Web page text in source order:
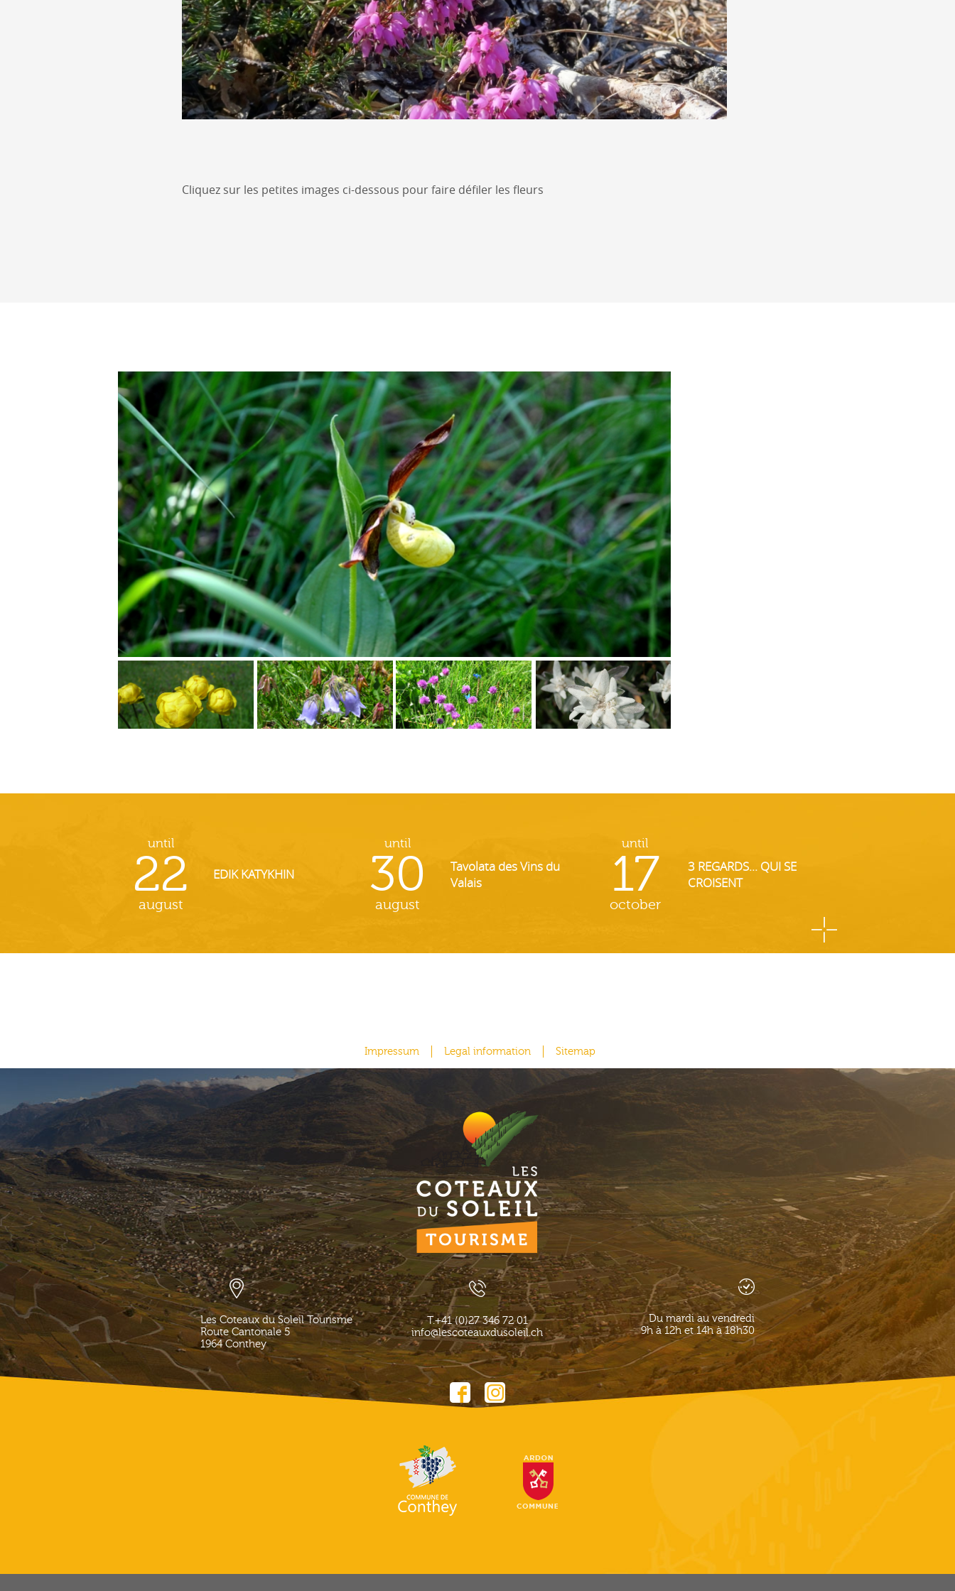
Cliquez sur les petites images ci-dessous pour faire défiler les fleurs
until
22
august
EDIK KATYKHIN
until
30
august
Tavolata des Vins du
Valais
until
17
october
3 REGARDS... QUI SE
CROISENT
Impressum Legal information Sitemap
Les Coteaux du Soleil Tourisme
Route Cantonale 5
1964 Conthey
T.+41 (0)27 346 72 01
info@lescoteauxdusoleil.ch
Du mardi au vendredi
9h à 12h et 14h à 18h30